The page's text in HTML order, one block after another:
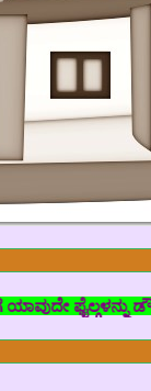
ಡೌನ್ಲೋಡ್